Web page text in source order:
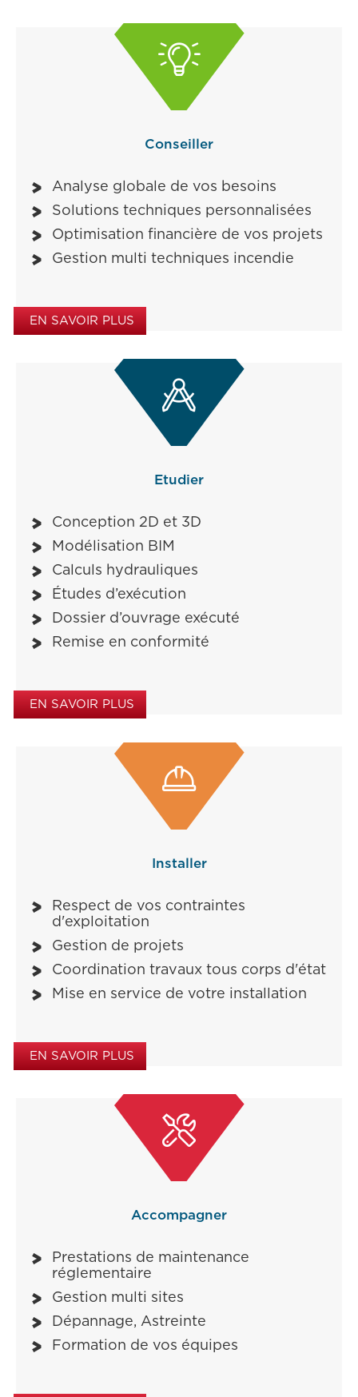

Conseiller
Analyse globale de vos besoins
Solutions techniques personnalisées
Optimisation financière de vos projets
Gestion multi techniques incendie
EN SAVOIR PLUS

Etudier
Conception 2D et 3D
Modélisation BIM
Calculs hydrauliques
Études d’exécution
Dossier d’ouvrage exécuté
Remise en conformité
EN SAVOIR PLUS

Installer
Respect de vos contraintes
d'exploitation
Gestion de projets
Coordination travaux tous corps d'état
Mise en service de votre installation
EN SAVOIR PLUS

Accompagner
Prestations de maintenance
réglementaire
Gestion multi sites
Dépannage, Astreinte
Formation de vos équipes